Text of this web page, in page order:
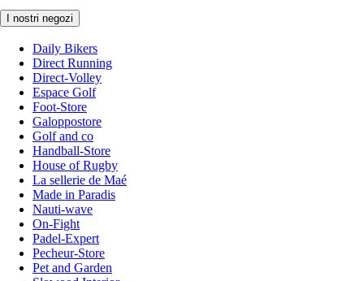
I nostri negozi
Daily Bikers
Direct Running
Direct-Volley
Espace Golf
Foot-Store
Galoppostore
Golf and co
Handball-Store
House of Rugby
La sellerie de Maé
Made in Paradis
Nauti-wave
On-Fight
Padel-Expert
Pecheur-Store
Pet and Garden